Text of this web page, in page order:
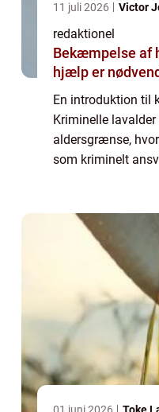
11 juli 2026 Victor
redaktionel
Bekæmpelse af
hjælp er
En introduktion til
Kriminelle
aldersgrænse,
som kriminelt